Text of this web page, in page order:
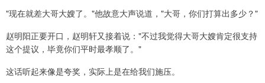
"现在就差大哥大嫂了。"他故意大声说道，"大哥，你们打算出多少？"
赵明阳正要开口，赵明轩又接着说："不过我觉得大哥大嫂肯定很支持
这个提议，毕竟你们平时最孝顺了。"
这话听起来像是夸奖，实际上是在给我们施压。